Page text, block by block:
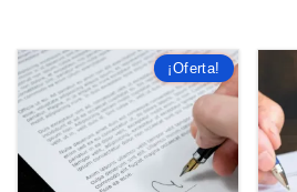
¡Oferta!